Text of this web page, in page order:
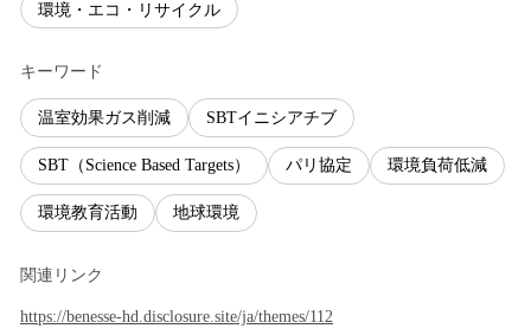
環境・エコ・リサイクル
キーワード
温室効果ガス削減 SBTイニシアチブ
SBT（Science Based Targets） パリ協定 環境負荷低減
環境教育活動 地球環境
関連リンク
https://benesse-hd.disclosure.site/ja/themes/112